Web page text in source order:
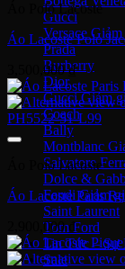
Gucci
Versace
Prada
Burberry
Dior
Gucci
Coach
Bally
Montblanc
Salvatore
Dolce &
Fendi
Saint Laurent
Tom Ford
Tin Tức – Sự
Sale
Áo Polo Lacoste
Áo Lacoste Polo
3,500,000₫
Áo Polo Lacoste
Áo Lacoste Paris
2,900,000₫